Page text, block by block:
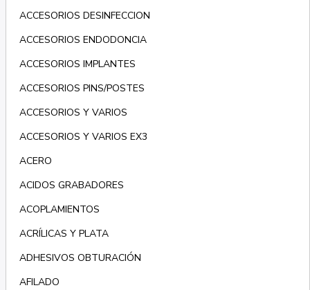
ACCESORIOS DESINFECCION
ACCESORIOS ENDODONCIA
ACCESORIOS IMPLANTES
ACCESORIOS PINS/POSTES
ACCESORIOS Y VARIOS
ACCESORIOS Y VARIOS EX3
ACERO
ACIDOS GRABADORES
ACOPLAMIENTOS
ACRÍLICAS Y PLATA
ADHESIVOS OBTURACIÓN
AFILADO